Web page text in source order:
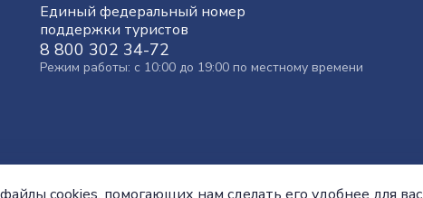
Единый федеральный номер
поддержки туристов
8 800 302 34-72
Режим работы: с 10:00 до 19:00 по местному времени